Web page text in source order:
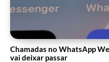
Chamadas no WhatsApp
vai deixar passar